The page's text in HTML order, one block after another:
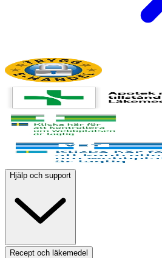
Hjälp och support
Recept och läkemedel